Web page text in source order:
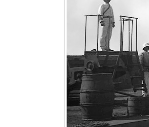
L'actualité du tourisme
Sites touristiques